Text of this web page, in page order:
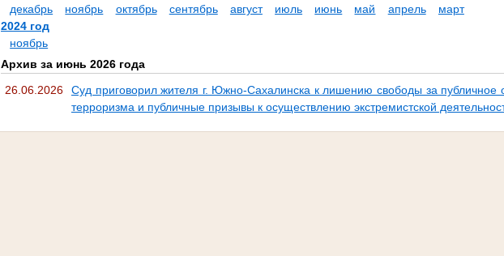
декабрь
ноябрь октябрь сентябрь август июль июнь май апрель
март
2024 год
ноябрь
Архив за июнь 2026 года
26.06.2026
Суд приговорил жителя г. Южно-Сахалинска к лишению свободы за публичное
терроризма и публичные призывы к осуществлению экстремистской